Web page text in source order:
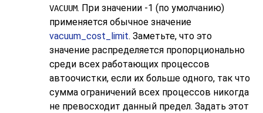
VACUUM. При значении -1 (по умолчанию)
применяется обычное значение
vacuum_cost_limit. Заметьте, что это
значение распределяется пропорционально
среди всех работающих процессов
автоочистки, если их больше одного, так что
сумма ограничений всех процессов никогда
не превосходит данный предел. Задать этот